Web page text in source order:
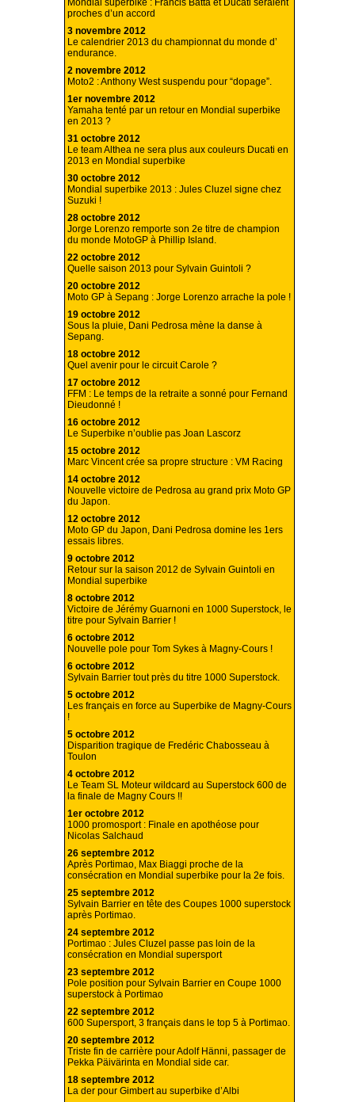
Mondial superbike : Francis Batta et Ducati seraient
proches d’un accord
3 novembre 2012
Le calendrier 2013 du championnat du monde d’
endurance.
2 novembre 2012
Moto2 : Anthony West suspendu pour “dopage”.
1er novembre 2012
Yamaha tenté par un retour en Mondial superbike
en 2013 ?
31 octobre 2012
Le team Althea ne sera plus aux couleurs Ducati en
2013 en Mondial superbike
30 octobre 2012
Mondial superbike 2013 : Jules Cluzel signe chez
Suzuki !
28 octobre 2012
Jorge Lorenzo remporte son 2e titre de champion
du monde MotoGP à Phillip Island.
22 octobre 2012
Quelle saison 2013 pour Sylvain Guintoli ?
20 octobre 2012
Moto GP à Sepang : Jorge Lorenzo arrache la pole !
19 octobre 2012
Sous la pluie, Dani Pedrosa mène la danse à
Sepang.
18 octobre 2012
Quel avenir pour le circuit Carole ?
17 octobre 2012
FFM : Le temps de la retraite a sonné pour Fernand
Dieudonné !
16 octobre 2012
Le Superbike n’oublie pas Joan Lascorz
15 octobre 2012
Marc Vincent crée sa propre structure : VM Racing
14 octobre 2012
Nouvelle victoire de Pedrosa au grand prix Moto GP
du Japon.
12 octobre 2012
Moto GP du Japon, Dani Pedrosa domine les 1ers
essais libres.
9 octobre 2012
Retour sur la saison 2012 de Sylvain Guintoli en
Mondial superbike
8 octobre 2012
Victoire de Jérémy Guarnoni en 1000 Superstock, le
titre pour Sylvain Barrier !
6 octobre 2012
Nouvelle pole pour Tom Sykes à Magny-Cours !
6 octobre 2012
Sylvain Barrier tout près du titre 1000 Superstock.
5 octobre 2012
Les français en force au Superbike de Magny-Cours
!
5 octobre 2012
Disparition tragique de Fredéric Chabosseau à
Toulon
4 octobre 2012
Le Team SL Moteur wildcard au Superstock 600 de
la finale de Magny Cours !!
1er octobre 2012
1000 promosport : Finale en apothéose pour
Nicolas Salchaud
26 septembre 2012
Après Portimao, Max Biaggi proche de la
consécration en Mondial superbike pour la 2e fois.
25 septembre 2012
Sylvain Barrier en tête des Coupes 1000 superstock
après Portimao.
24 septembre 2012
Portimao : Jules Cluzel passe pas loin de la
consécration en Mondial supersport
23 septembre 2012
Pole position pour Sylvain Barrier en Coupe 1000
superstock à Portimao
22 septembre 2012
600 Supersport, 3 français dans le top 5 à Portimao.
20 septembre 2012
Triste fin de carrière pour Adolf Hänni, passager de
Pekka Päivärinta en Mondial side car.
18 septembre 2012
La der pour Gimbert au superbike d’Albi